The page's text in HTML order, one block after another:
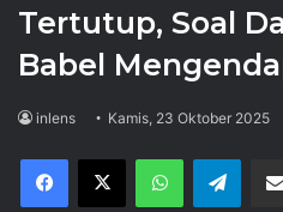
Tertutup, Soal
Babel
inlens Kamis, 23 Oktober 2025
Facebook
X WhatsApp